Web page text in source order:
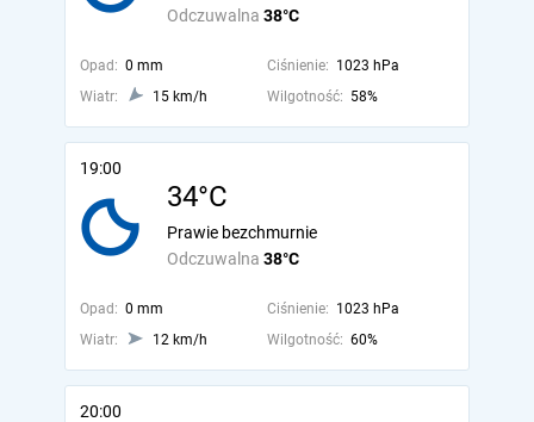
Odczuwalna 38°C
Opad: 0 mm Ciśnienie: 1023 hPa
Wiatr:
15 km/h Wilgotność: 58%
19:00
34°C
Odczuwalna 38°C
Prawie bezchmurnie
Opad: 0 mm Ciśnienie: 1023 hPa
Wiatr:
12 km/h Wilgotność: 60%
20:00